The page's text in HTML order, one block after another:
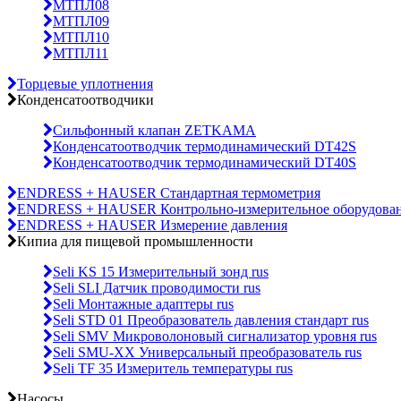
МТПЛ08
МТПЛ09
МТПЛ10
МТПЛ11
Торцевые уплотнения
Конденсатоотводчики
Сильфонный клапан ZETKAMA
Конденсатоотводчик термодинамический DT42S
Конденсатоотводчик термодинамический DT40S
ENDRESS + HAUSER Стандартная термометрия
ENDRESS + HAUSER Контрольно-измерительное
ENDRESS + HAUSER Измерение давления
Кипиа для пищевой промышленности
Seli KS 15 Измерительный зонд rus
Seli SLI Датчик проводимости rus
Seli Монтажные адаптеры rus
Seli STD 01 Преобразователь давления стандарт rus
Seli SMV Микроволоновый сигнализатор уровня rus
Seli SMU-ХХ Универсальный преобразователь rus
Seli TF 35 Измеритель температуры rus